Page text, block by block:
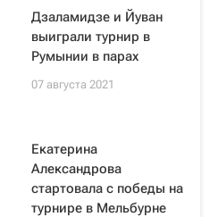
Дзаламидзе и Йуван
выиграли турнир в
Румынии в парах
07 августа 2021
Екатерина
Александрова
стартовала с победы на
турнире в Мельбурне